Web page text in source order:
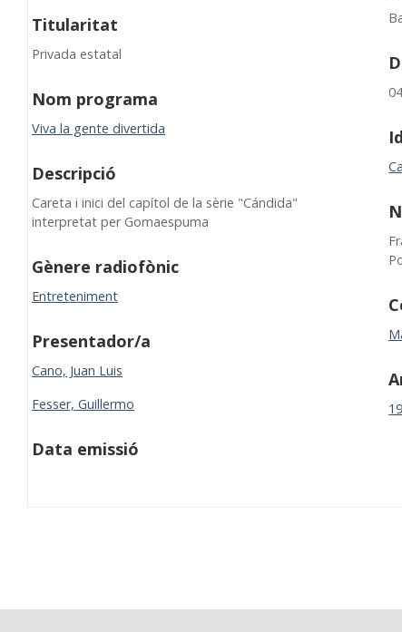
Titularitat
Privada estatal
Nom programa
Viva la gente divertida
Descripció
Careta i inici del capítol de la sèrie "Cándida"
interpretat per Gomaespuma
Gènere radiofònic
Entreteniment
Presentador/a
Cano, Juan Luis
Fesser, Guillermo
Data emissió